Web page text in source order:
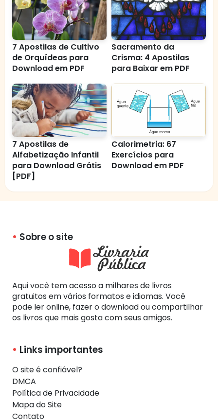
7 Apostilas de Cultivo
de Orquídeas para
Download em PDF
Sacramento da
Crisma: 4 Apostilas
para Baixar em PDF
7 Apostilas de
Alfabetização Infantil
para Download Grátis
[PDF]
Calorimetria: 67
Exercícios para
Download em PDF
Sobre o site
Aqui você tem acesso a milhares de livros
gratuitos em vários formatos e idiomas. Você
pode ler online, fazer o download ou compartilhar
os livros que mais gosta com seus amigos.
Links importantes
O site é confiável?
DMCA
Política de Privacidade
Mapa do Site
Contato